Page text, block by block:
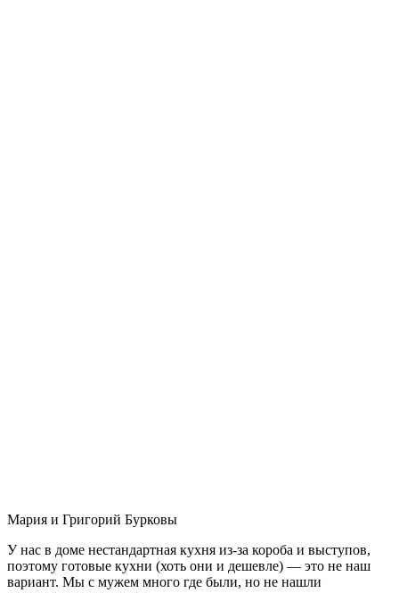
Мария и Григорий Бурковы
У нас в доме нестандартная кухня из-за короба и выступов,
поэтому готовые кухни (хоть они и дешевле) — это не наш
вариант. Мы с мужем много где были, но не нашли